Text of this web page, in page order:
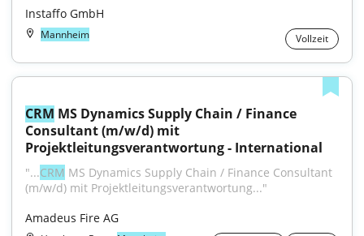
Instaffo GmbH
Mannheim Vollzeit
CRM MS Dynamics Supply Chain / Finance
Consultant (m/w/d) mit
Projektleitungsverantwortung - International
"...CRM MS Dynamics Supply Chain / Finance Consultant
(m/w/d) mit Projektleitungsverantwortung..."
Amadeus Fire AG